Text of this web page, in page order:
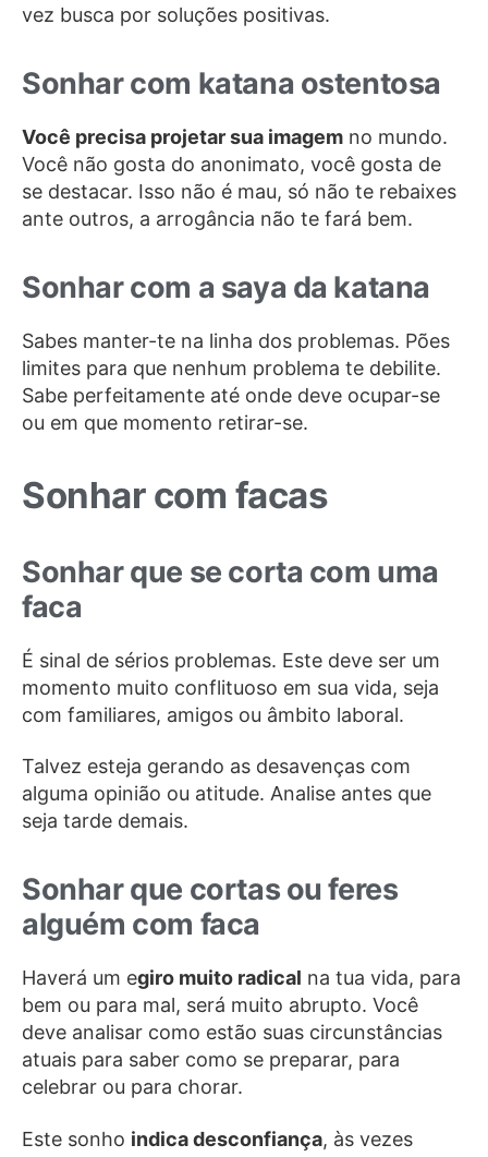
vez busca por soluções positivas.
Sonhar com katana ostentosa
Você precisa projetar sua imagem no mundo.
Você não gosta do anonimato, você gosta de
se destacar. Isso não é mau, só não te rebaixes
ante outros, a arrogância não te fará bem.
Sonhar com a saya da katana
Sabes manter-te na linha dos problemas. Pões
limites para que nenhum problema te debilite.
Sabe perfeitamente até onde deve ocupar-se
ou em que momento retirar-se.
Sonhar com facas
Sonhar que se corta com uma
faca
É sinal de sérios problemas. Este deve ser um
momento muito conflituoso em sua vida, seja
com familiares, amigos ou âmbito laboral.
Talvez esteja gerando as desavenças com
alguma opinião ou atitude. Analise antes que
seja tarde demais.
Sonhar que cortas ou feres
alguém com faca
Haverá um egiro muito radical na tua vida, para
bem ou para mal, será muito abrupto. Você
deve analisar como estão suas circunstâncias
atuais para saber como se preparar, para
celebrar ou para chorar.
Este sonho indica desconfiança, às vezes